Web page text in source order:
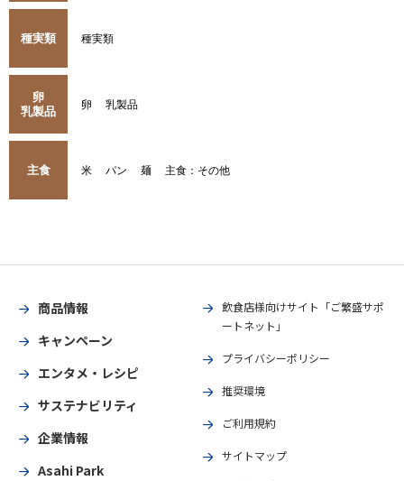
種実類 種実類
卵
乳製品
卵 乳製品
主食 米 パン 麺 主食：その他
商品情報
キャンペーン
エンタメ・レシピ
サステナビリティ
企業情報
Asahi Park
飲食店様向けサイト「ご繁盛サポ
ートネット」
プライバシーポリシー
推奨環境
ご利用規約
サイトマップ